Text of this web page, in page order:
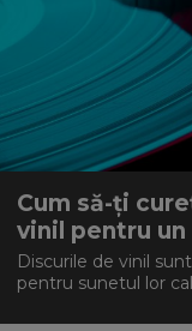
Cum să-ți
vinil pentru
Discurile de vinil
pentru sunetul lor